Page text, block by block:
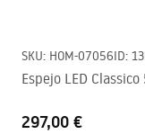
SKU: HOM-07056ID:
Espejo LED
297,00 €